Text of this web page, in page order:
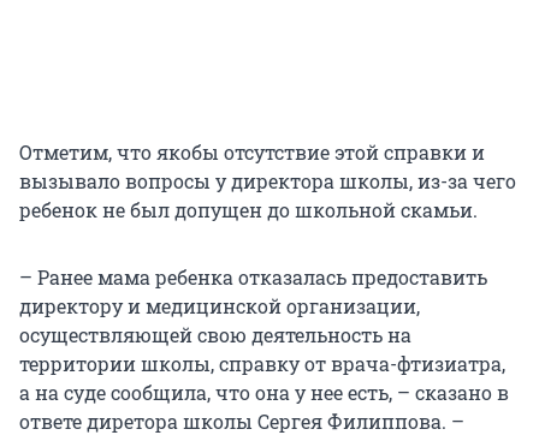
Отметим, что якобы отсутствие этой справки и
вызывало вопросы у директора школы, из-за чего
ребенок не был допущен до школьной скамьи.
– Ранее мама ребенка отказалась предоставить
директору и медицинской организации,
осуществляющей свою деятельность на
территории школы, справку от врача-фтизиатра,
а на суде сообщила, что она у нее есть, – сказано в
ответе диретора школы Сергея Филиппова. –